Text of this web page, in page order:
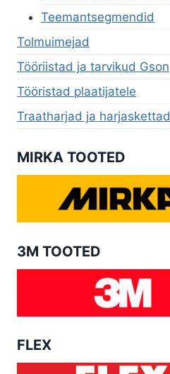
Teemantsegmendid
Tolmuimejad
Tööriistad ja tarvikud Gson
Tööristad plaatijatele
Traatharjad ja harjaskettad
MIRKA TOOTED
3M TOOTED
FLEX